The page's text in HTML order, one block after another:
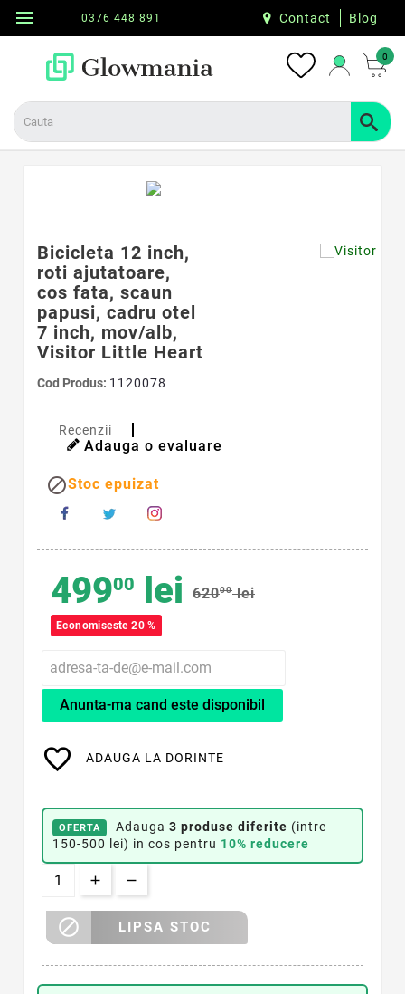
menu Contact Blog
0376 448 891
0
Bicicleta 12 inch,
roti ajutatoare,
cos fata, scaun
papusi, cadru otel
7 inch, mov/alb,
Visitor Little Heart
Cod Produs: 1120078
Recenzii
Adauga o evaluare
Stoc epuizat
49900 lei 62000 lei
Economiseste 20 %
Anunta-ma cand este disponibil
favorite_border ADAUGA LA DORINTE
OFERTA Adauga 3 produse diferite (intre
150-500 lei) in cos pentru 10% reducere
 LIPSA STOC